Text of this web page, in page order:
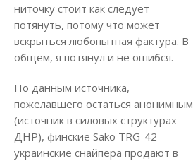
ниточку стоит как следует
потянуть, потому что может
вскрыться любопытная фактура. В
общем, я потянул и не ошибся.
По данным источника,
пожелавшего остаться анонимным
(источник в силовых структурах
ДНР), финские Sako TRG-42
украинские снайпера продают в